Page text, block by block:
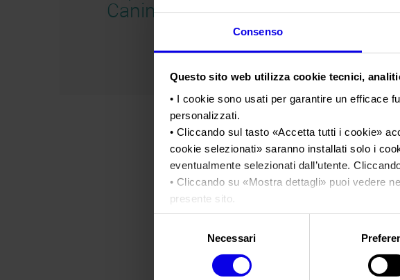
Consenso
Questo sito web utilizza cookie tecnici,
• I cookie sono usati per garantire un efficace
personalizzati.
• Cliccando sul tasto «Accetta tutti i cookie»
cookie selezionati» saranno installati solo i
eventualmente selezionati dall’utente.
• Cliccando su «Mostra dettagli» puoi vedere
presente sito.
•Clicca quiper visualizzare l'informativa sulla
Necessari
Canina 2015
Data
Website
E-mail